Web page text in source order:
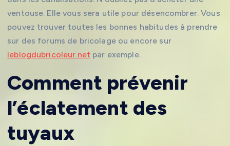
ventouse. Elle vous sera utile pour désencombrer. Vous
pouvez trouver toutes les bonnes habitudes à prendre
sur des forums de bricolage ou encore sur
leblogdubricoleur.net par exemple.
Comment prévenir
l’éclatement des
tuyaux